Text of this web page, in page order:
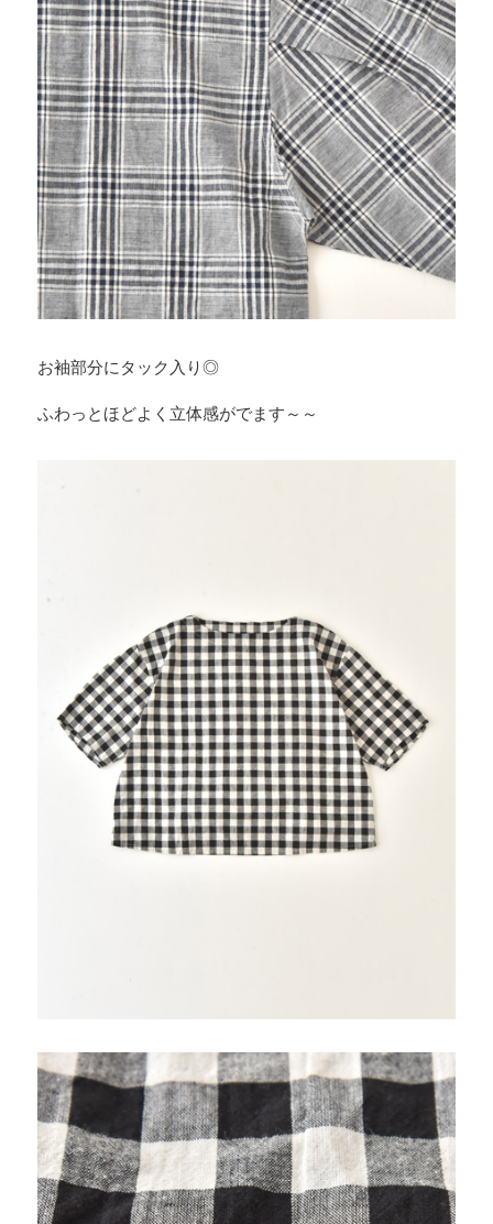
お袖部分にタック入り◎
ふわっとほどよく立体感がでます～～